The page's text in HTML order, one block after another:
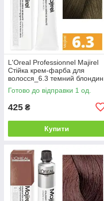
L'Oreal Professionnel Majirel
Стійка крем-фарба для
волосся_6.3 темний блондин
золотистий 50мл
Готово до відправки 1 од.
425 ₴
Купити